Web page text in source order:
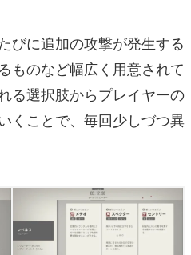
びに追加の攻撃が発生する
ものなど幅広く用意されて
る選択肢からプレイヤーの
くことで、毎回少しづつ異